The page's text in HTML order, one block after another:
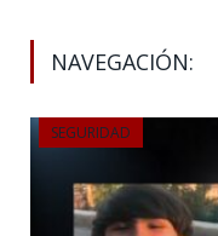
NAVEGACIÓN:
SEGURIDAD